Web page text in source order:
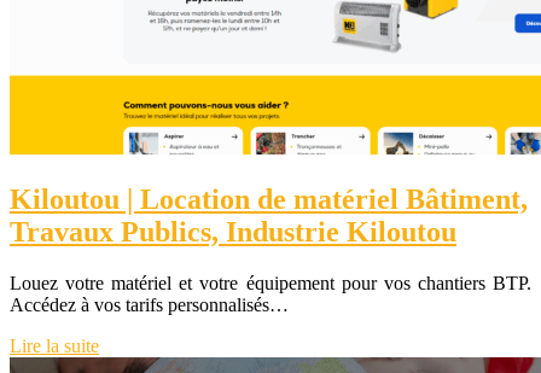
Kiloutou | Location de matériel Bâtiment,
Travaux Publics, Industrie Kiloutou
Louez votre matériel et votre équipement pour vos chantiers BTP.
Accédez à vos tarifs personnalisés…
Lire la suite